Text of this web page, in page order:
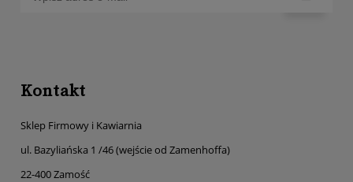
Kontakt
Sklep Firmowy i Kawiarnia
ul. Bazyliańska 1 /46 (wejście od Zamenhoffa)
22-400 Zamość